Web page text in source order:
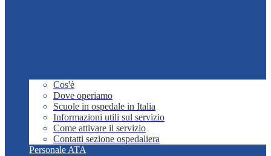
Cos'è
Dove operiamo
Scuole in ospedale in Italia
Informazioni utili sul servizio
Come attivare il servizio
Contatti sezione ospedaliera
Personale ATA